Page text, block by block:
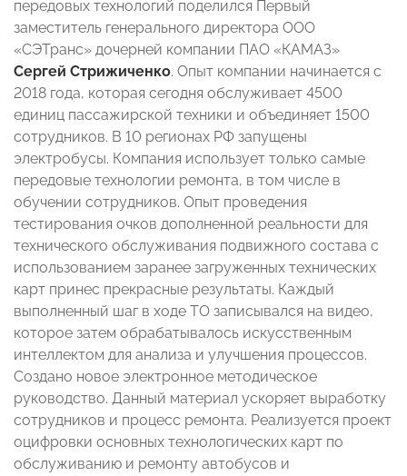
передовых технологий поделился Первый
заместитель генерального директора ООО
«СЭТранс» дочерней компании ПАО «КАМАЗ»
Сергей Стрижиченко. Опыт компании начинается с
2018 года, которая сегодня обслуживает 4500
единиц пассажирской техники и объединяет 1500
сотрудников. В 10 регионах РФ запущены
электробусы. Компания использует только самые
передовые технологии ремонта, в том числе в
обучении сотрудников. Опыт проведения
тестирования очков дополненной реальности для
технического обслуживания подвижного состава с
использованием заранее загруженных технических
карт принес прекрасные результаты. Каждый
выполненный шаг в ходе ТО записывался на видео,
которое затем обрабатывалось искусственным
интеллектом для анализа и улучшения процессов.
Создано новое электронное методическое
руководство. Данный материал ускоряет выработку
сотрудников и процесс ремонта. Реализуется проект
оцифровки основных технологических карт по
обслуживанию и ремонту автобусов и